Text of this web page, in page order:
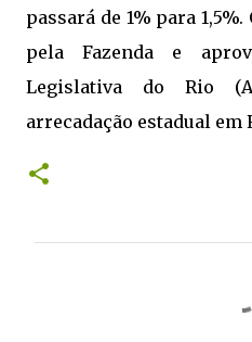
passará de 1% para
pela Fazenda e
Legislativa do Rio
arrecadação estadual em